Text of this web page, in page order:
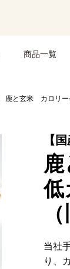
商品一覧
鹿と玄米 カロリ
【
低
当社
り、